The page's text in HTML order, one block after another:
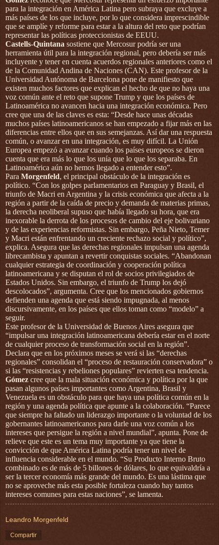
para la integración en América Latina pero subraya que excluye a
más países de los que incluye, por lo que considera imprescindible
que se amplíe y reforme para estar a la altura del reto que podrían
representar las políticas proteccionistas de EEUU.
Castells-Quintana sostiene que Mercosur podría ser una
herramienta útil para la integración regional, pero debería ser más
incluyente y tener en cuenta acuerdos regionales anteriores como el
de la Comunidad Andina de Naciones (CAN). Este profesor de la
Universidad Autónoma de Barcelona pone de manifiesto que
existen muchos factores que explican el hecho de que no haya una
voz común ante el reto que supone Trump y que los países de
Latinoamérica no avancen hacia una integración económica. Pero
cree que una de las claves es esta: “Desde hace unas décadas
muchos países latinoamericanos se han empezado a fijar más en las
diferencias entre ellos que en sus semejanzas. Así dar una respuesta
común, o avanzar en una integración, es muy difícil. La Unión
Europea empezó a avanzar cuando los países europeos se dieron
cuenta que era más lo que los unía que lo que los separaba. En
Latinoamérica aún no hemos llegado a entender esto”.
Para Morgenfeld, el principal obstáculo de la integración es
político. “Con los golpes parlamentarios en Paraguay y Brasil, el
triunfo de Macri en Argentina y la crisis económica que afecta a la
región a partir de la caída de precio y demanda de materias primas,
la derecha neoliberal supuso que había llegado su hora, que era
inexorable la derrota de los procesos de cambio del eje bolivariano
y de las experiencias reformistas. Sin embargo, Peña Nieto, Temer
y Macri están enfrentando un creciente rechazo social y político”,
explica. Asegura que las derechas regionales impulsan una agenda
librecambista y apuntan a revertir conquistas sociales. “Abandonan
cualquier estrategia de coordinación y cooperación política
latinoamericana y se disputan el rol de socios privilegiados de
Estados Unidos. Sin embargo, el triunfo de Trump los dejó
descolocados”, argumenta. Cree que los mencionados gobiernos
defienden una agenda que está siendo impugnada, al menos
discursivamente, en los países que ellos toman como “modelo” a
seguir.
Este profesor de la Universidad de Buenos Aires asegura que
“impulsar una integración latinoamericana debería estar en el norte
de cualquier proceso de transformación social en la región”.
Declara que en los próximos meses se verá si las “derechas
regionales” consolidan el “proceso de restauración conservadora” o
si las “resistencias y rebeliones populares” revierten esa tendencia.
Gómez cree que la mala situación económica y política por la que
pasan algunos países importantes como Argentina, Brasil y
Venezuela es un obstáculo para que haya una política común en la
región y una agenda política que apunte a la colaboración. “Parece
que siempre ha faltado un liderazgo importante o la voluntad de los
gobernantes latinoamericanos para darle una voz común a los
intereses que persigue la región a nivel mundial”, apunta. Pone de
relieve que este es un tema muy importante ya que tiene la
convicción de que América Latina podría tener un nivel de
influencia considerable en el mundo. “Su Producto Interno Bruto
combinado es de más de 5 billones de dólares, lo que equivaldría a
ser la tercer economía más grande del mundo. Es una lástima que
no se aproveche más esta posible fortaleza cuando hay tantos
intereses comunes para estas naciones”, se lamenta.
Leandro Morgenfeld
Compartir